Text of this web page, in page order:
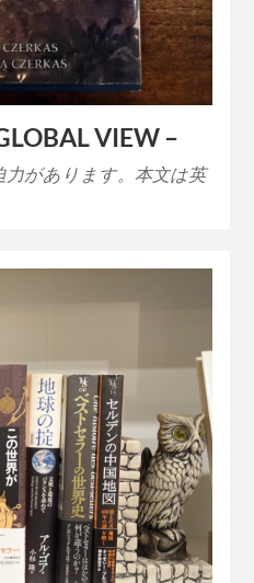
VIEW –
があります。本文は英